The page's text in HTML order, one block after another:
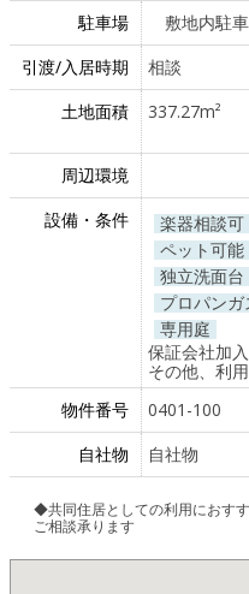
駐車場
敷地内駐
引渡/入居時期
相談
土地面積
337.27m²
周辺環境
設備・条件
楽器相談可
ペット可能
独立洗面台
プロパンガ
専用庭
保証会社加
その他、利
物件番号
0401-100
自社物
自社物
◆共同住居としての利用におす
ご相談承ります